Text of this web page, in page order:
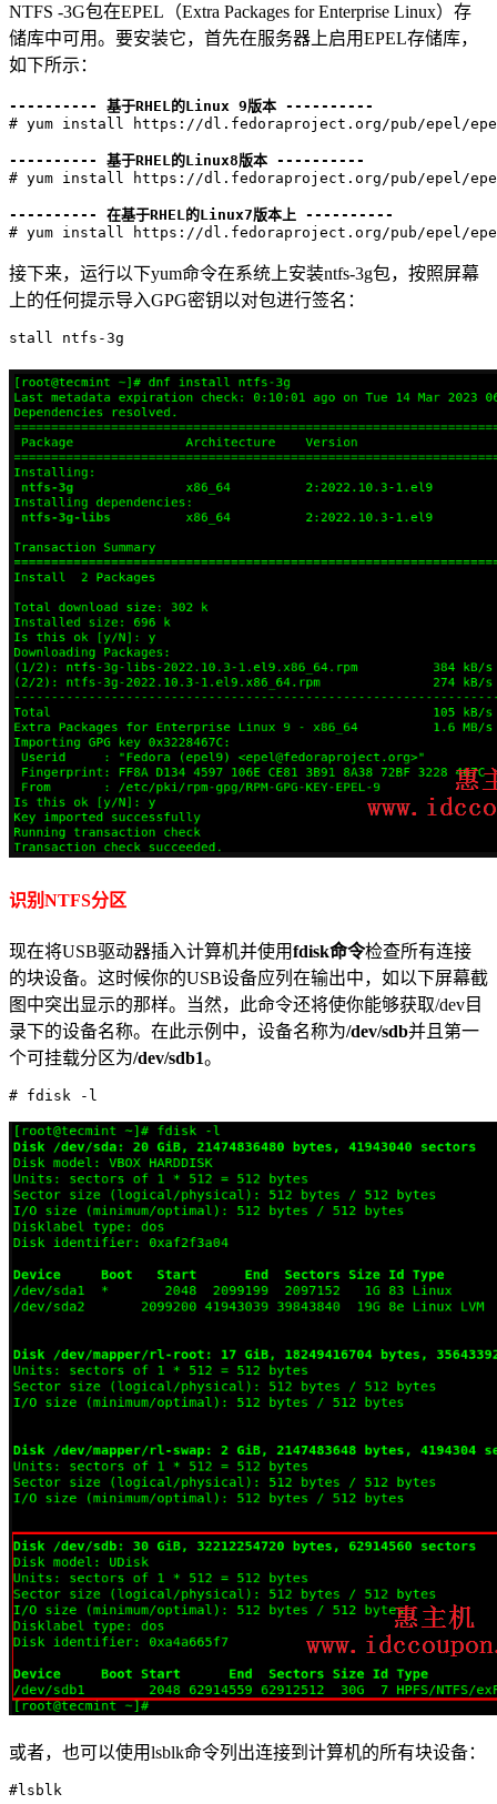
NTFS -3G包在EPEL（Extra Packages for Enterprise Linux）存
储库中可用。要安装它，首先在服务器上启用EPEL存储库，
如下所示：
---------- 基于RHEL的Linux 9版本 ----------
# yum install https://dl.fedoraproject.org/pub/epel/
---------- 基于RHEL的Linux8版本 ----------
# yum install https://dl.fedoraproject.org/pub/epel/
---------- 在基于RHEL的Linux7版本上 ----------
接下来，运行以下yum命令在系统上安装ntfs-3g包，按照屏幕
上的任何提示导入GPG密钥以对包进行签名：
识别NTFS分区
现在将USB驱动器插入计算机并使用fdisk命令检查所有连接
的块设备。这时候你的USB设备应列在输出中，如以下屏幕截
图中突出显示的那样。当然，此命令还将使你能够获取/dev目
录下的设备名称。在此示例中，设备名称为/dev/sdb并且第一
个可挂载分区为/dev/sdb1。
或者，也可以使用lsblk命令列出连接到计算机的所有块设备：